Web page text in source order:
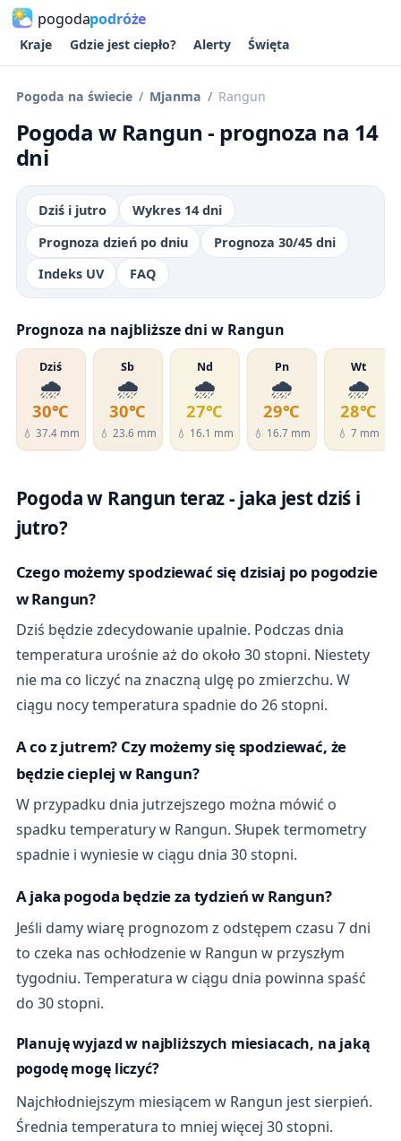
pogodapodróże
Kraje Gdzie jest ciepło? Alerty Święta
Pogoda na świecie Mjanma Rangun
Pogoda w Rangun - prognoza na 14
dni
Dziś i jutro
Wykres 14 dni
Prognoza dzień po dniu
Prognoza 30/45 dni
Indeks UV
FAQ
Prognoza na najbliższe dni w Rangun
Dziś
🌧️
30℃
💧 37.4 mm
Sb
🌧️
30℃
💧 23.6 mm
Nd
🌧️
27℃
💧 16.1 mm
Pn
🌧️
29℃
💧 16.7 mm
Wt
🌧️
28℃
💧 7 mm
Pogoda w Rangun teraz - jaka jest dziś i
jutro?
Czego możemy spodziewać się dzisiaj po pogodzie
w Rangun?
Dziś będzie zdecydowanie upalnie. Podczas dnia
temperatura urośnie aż do około 30 stopni. Niestety
nie ma co liczyć na znaczną ulgę po zmierzchu. W
ciągu nocy temperatura spadnie do 26 stopni.
A co z jutrem? Czy możemy się spodziewać, że
będzie cieplej w Rangun?
W przypadku dnia jutrzejszego można mówić o
spadku temperatury w Rangun. Słupek termometry
spadnie i wyniesie w ciągu dnia 30 stopni.
A jaka pogoda będzie za tydzień w Rangun?
Jeśli damy wiarę prognozom z odstępem czasu 7 dni
to czeka nas ochłodzenie w Rangun w przyszłym
tygodniu. Temperatura w ciągu dnia powinna spaść
do 30 stopni.
Planuję wyjazd w najbliższych miesiacach, na jaką
pogodę mogę liczyć?
Najchłodniejszym miesiącem w Rangun jest sierpień.
Średnia temperatura to mniej więcej 30 stopni.